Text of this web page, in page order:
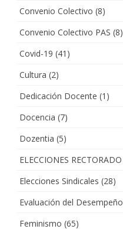
Convenio Colectivo (8)
Convenio Colectivo PAS (8)
Covid-19 (41)
Cultura (2)
Dedicación Docente (1)
Docencia (7)
Dozentia (5)
ELECCIONES RECTORADO
Elecciones Sindicales (28)
Evaluación del Desempeño
Feminismo (65)